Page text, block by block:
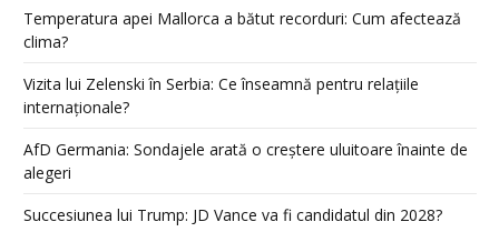
Temperatura apei Mallorca a bătut recorduri: Cum afectează
clima?
Vizita lui Zelenski în Serbia: Ce înseamnă pentru relațiile
internaționale?
AfD Germania: Sondajele arată o creștere uluitoare înainte de
alegeri
Succesiunea lui Trump: JD Vance va fi candidatul din 2028?